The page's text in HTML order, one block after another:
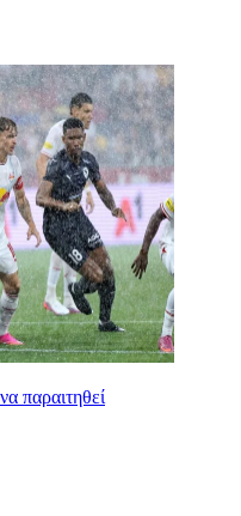
παραιτηθεί